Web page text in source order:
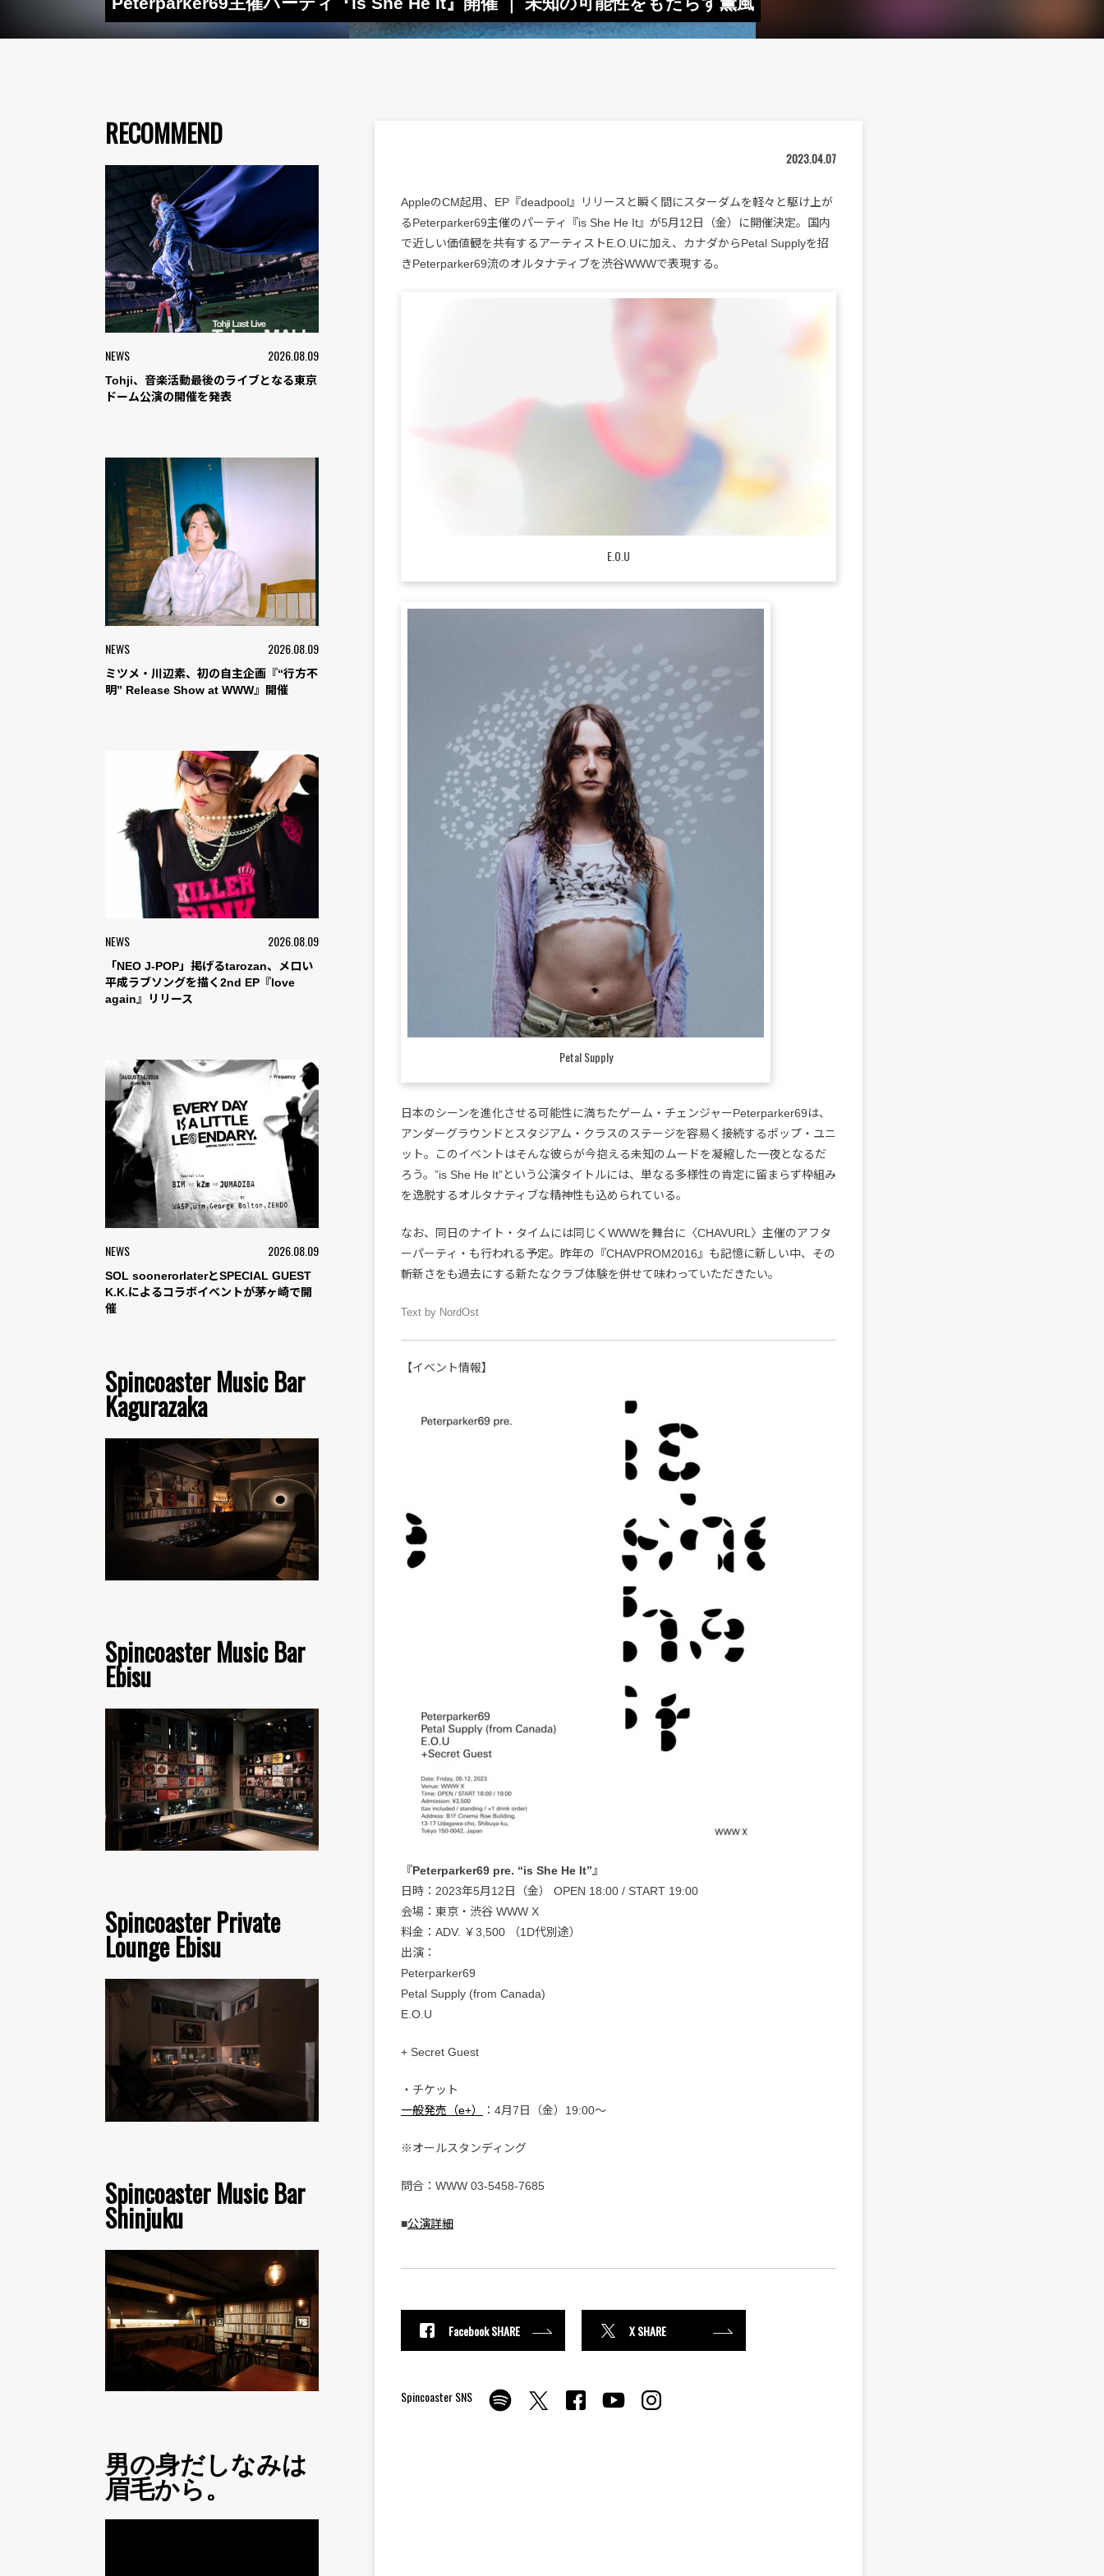
RECOMMEND
NEWS 2026.08.09
Tohji、音楽活動最後のライブとなる東京
ドーム公演の開催を発表
NEWS 2026.08.09
ミツメ・川辺素、初の自主企画『“行方不
明” Release Show at WWW』開催
NEWS 2026.08.09
「NEO J-POP」掲げるtarozan、メロい
平成ラブソングを描く2nd EP『love
again』リリース
NEWS 2026.08.09
SOL soonerorlaterとSPECIAL GUEST
K.K.によるコラボイベントが茅ヶ崎で開
催
Spincoaster Music Bar
Kagurazaka
Spincoaster Music Bar
Ebisu
Spincoaster Private
Lounge Ebisu
Spincoaster Music Bar
Shinjuku
男の身だしなみは
眉毛から。
2023.04.07
AppleのCM起用、EP『deadpool』リリースと瞬く間にスターダムを軽々と駆け上が
るPeterparker69主催のパーティ『is She He It』が5月12日（金）に開催決定。国内
で近しい価値観を共有するアーティストE.O.Uに加え、カナダからPetal Supplyを招
きPeterparker69流のオルタナティブを渋谷WWWで表現する。
E.O.U
Petal Supply
日本のシーンを進化させる可能性に満ちたゲーム・チェンジャーPeterparker69は、
アンダーグラウンドとスタジアム・クラスのステージを容易く接続するポップ・ユニ
ット。このイベントはそんな彼らが今抱える未知のムードを凝縮した一夜となるだ
ろう。”is She He It”という公演タイトルには、単なる多様性の肯定に留まらず枠組み
を逸脱するオルタナティブな精神性も込められている。
なお、同日のナイト・タイムには同じくWWWを舞台に〈CHAVURL〉主催のアフタ
ーパーティ・も行われる予定。昨年の『CHAVPROM2016』も記憶に新しい中、その
斬新さをも過去にする新たなクラブ体験を併せて味わっていただきたい。
Text by NordOst
【イベント情報】
『Peterparker69 pre. “is She He It”』
日時：2023年5月12日（金） OPEN 18:00 / START 19:00
会場：東京・渋谷 WWW X
料金：ADV. ￥3,500 （1D代別途）
出演：
Peterparker69
Petal Supply (from Canada)
E.O.U
+ Secret Guest
・チケット
一般発売（e+）
：4月7日（金）19:00〜
※オールスタンディング
問合：WWW 03-5458-7685
■公演詳細
Facebook SHARE X SHARE
Spincoaster SNS